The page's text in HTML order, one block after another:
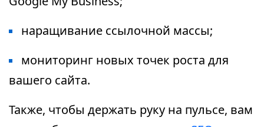
наращивание ссылочной массы;
мониторинг новых точек роста для
вашего сайта.
Также, чтобы держать руку на пульсе, вам